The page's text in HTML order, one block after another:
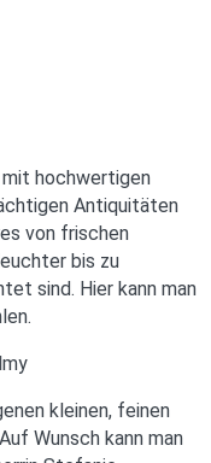
mit hochwertigen
Antiquitäten
von frischen
bis zu
sind. Hier kann man
kleinen, feinen
Wunsch kann man